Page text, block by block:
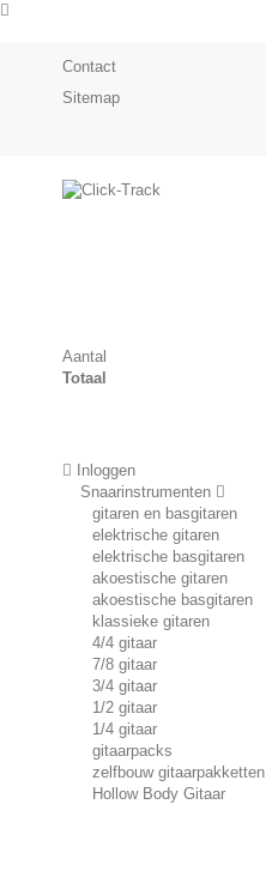
Contact
Sitemap
Aantal
Totaal
Inloggen
Snaarinstrumenten
gitaren en basgitaren
elektrische gitaren
elektrische basgitaren
akoestische gitaren
akoestische basgitaren
klassieke gitaren
4/4 gitaar
7/8 gitaar
3/4 gitaar
1/2 gitaar
1/4 gitaar
gitaarpacks
zelfbouw gitaarpakketten
Hollow Body Gitaar